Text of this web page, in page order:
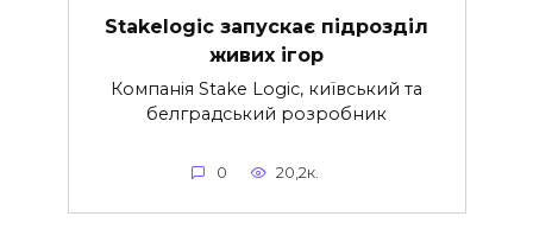
Stakelogic запускає підрозділ
живих ігор
Компанія Stake Logic, київський та
белградський розробник
0 20,2к.